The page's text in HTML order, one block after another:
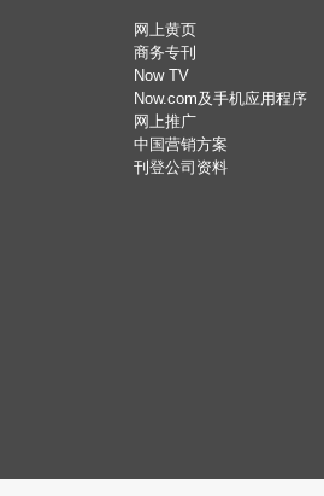
网上黄页
商务专刊
Now TV
Now.com及手机应用程序
网上推广
中国营销方案
刊登公司资料